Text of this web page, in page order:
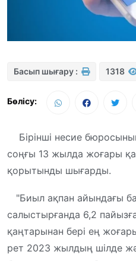
Басып шығару : 1318
Бөлісу:
Бірінші несие
соңғы 13 жылда жоғары
қорытынды шығарды.
"Биыл ақпан айындағы
салыстырғанда 6,2
қаңтарынан бері ең
рет 2023 жылдың шілде